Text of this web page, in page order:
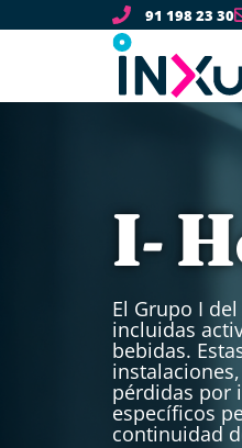
91 198 23 30
I-
El Grupo I
incluidas
bebidas.
instalaciones,
pérdidas por
específicos
continuidad